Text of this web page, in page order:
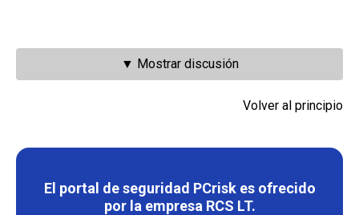
▼ Mostrar discusión
Volver al principio
El portal de seguridad PCrisk es ofrecido
por la empresa RCS LT.